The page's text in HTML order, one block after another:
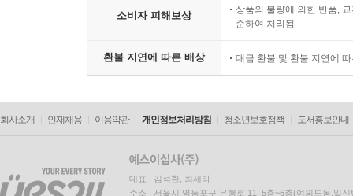
소비자 피해보상
상품의 불량에 의한 반품,
준하여 처리됨
환불 지연에 따른 배상 대금 환불 및 환불 지연에
회사소개 인재채용 이용약관 개인정보처리방침 청소년보호정책 도서홍보안내
대표 : 김석환, 최세라
주소 : 서울시 영등포구 은행로 11, 5층~6층(여의도동,일신